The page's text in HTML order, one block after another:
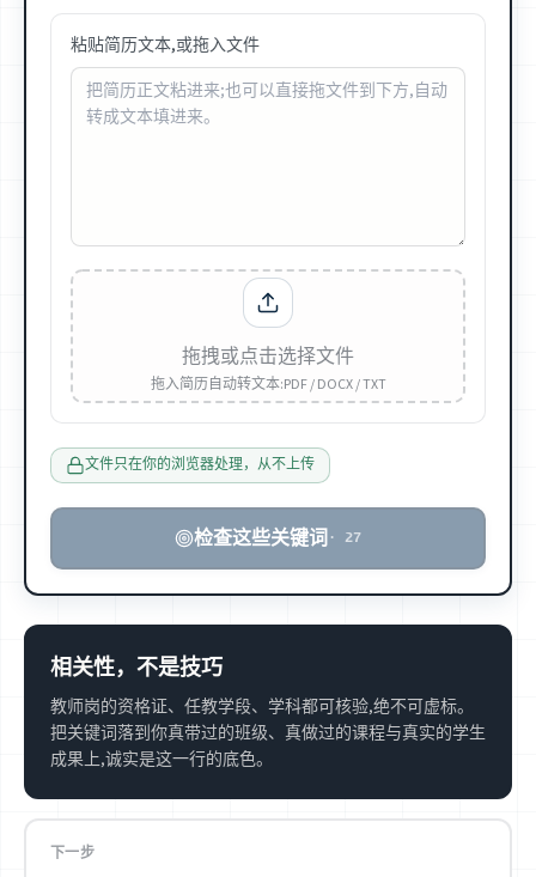
粘贴简历文本,或拖入文件
拖拽或点击选择文件
拖入简历自动转文本:PDF / DOCX / TXT
文件只在你的浏览器处理，从不上传
检查这些关键词 · 27
相关性，不是技巧
教师岗的资格证、任教学段、学科都可核验,绝不可虚标。
把关键词落到你真带过的班级、真做过的课程与真实的学生
成果上,诚实是这一行的底色。
下一步